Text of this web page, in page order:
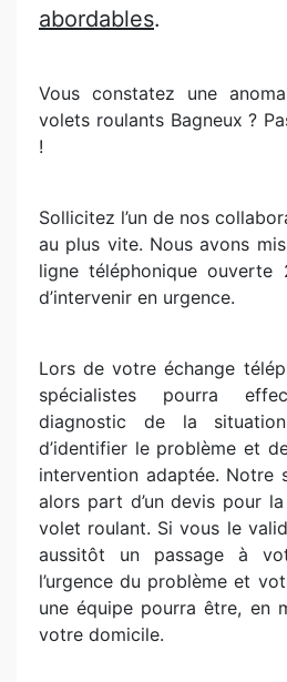
abordables.
Vous constatez une
volets roulants Bagneux ?
!
Sollicitez l’un de nos
au plus vite. Nous avons
ligne téléphonique
d’intervenir en urgence.
Lors de votre échange
spécialistes pourra
diagnostic de la
d’identifier le problème et
intervention adaptée. Notre
alors part d’un devis pour
volet roulant. Si vous le
aussitôt un passage à
l’urgence du problème et
une équipe pourra être, en
votre domicile.